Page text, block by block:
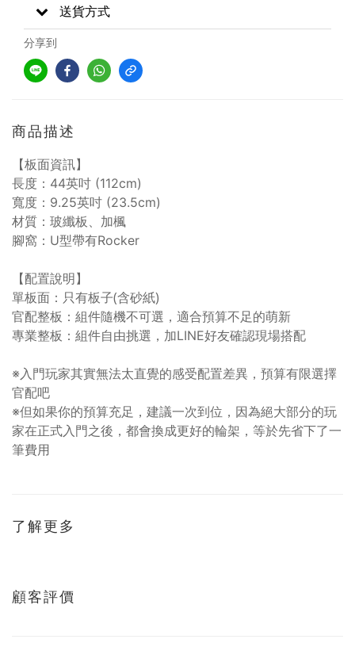
送貨方式
分享到
商品描述
【板面資訊】
長度：44英吋 (112cm)
寬度：9.25英吋 (23.5cm)
材質：玻纖板、加楓
腳窩：U型帶有Rocker
【配置說明】
單板面：只有板子(含砂紙)
官配整板：組件隨機不可選，適合預算不足的萌新
專業整板：組件自由挑選，加LINE好友確認現場搭配
※入門玩家其實無法太直覺的感受配置差異，預算有限選擇
官配吧
※但如果你的預算充足，建議一次到位，因為絕大部分的玩
家在正式入門之後，都會換成更好的輪架，等於先省下了一
筆費用
了解更多
顧客評價